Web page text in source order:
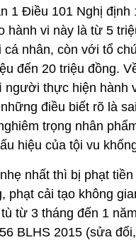
1 Điều 101 Nghị định
hành vi này là từ 5
cá nhân, còn với tổ
đến 20 triệu đồng.
người thực hiện hành
điều biết rõ là
trọng nhân
hiệu của tội vu
nhất thì bị phạt
phạt cải tạo không
từ 3 tháng đến 1
BLHS 2015 (sửa